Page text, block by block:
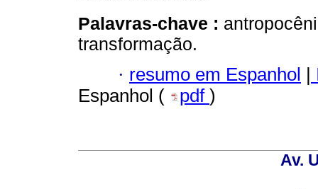
Palavras-chave :
transformação.
· resumo em Espanhol |
Espanhol (
pdf )
Av.